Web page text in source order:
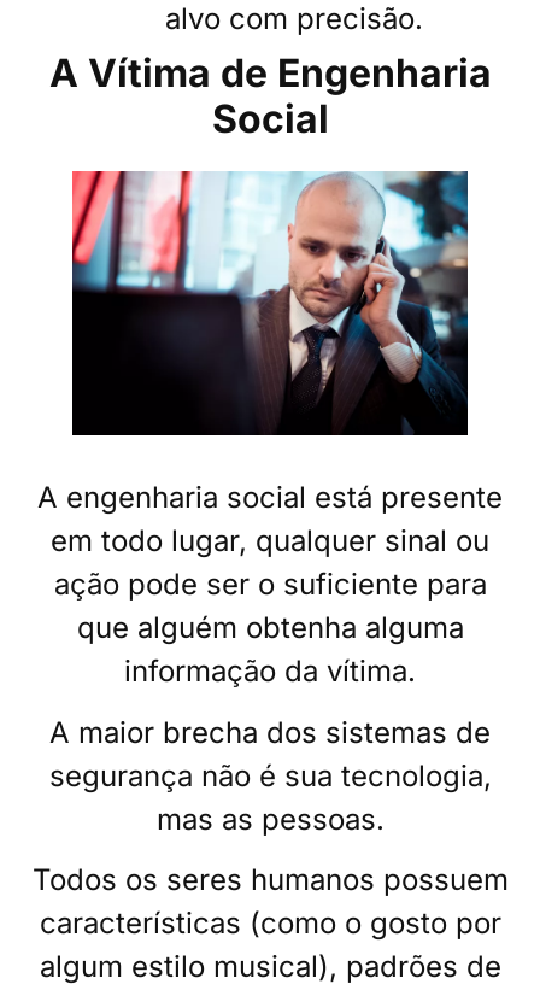
alvo com precisão.
A Vítima de Engenharia
Social
A engenharia social está presente
em todo lugar, qualquer sinal ou
ação pode ser o suficiente para
que alguém obtenha alguma
informação da vítima.
A maior brecha dos sistemas de
segurança não é sua tecnologia,
mas as pessoas.
Todos os seres humanos possuem
características (como o gosto por
algum estilo musical), padrões de